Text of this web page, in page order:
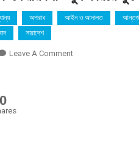
অপরাধ আইন ও আদালত
সারাদেশ
Leave A CommentOn
0